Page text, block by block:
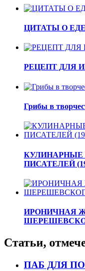
ЦИТАТЫ О
РЕЦЕПТ ДЛЯ
Грибы в
КУЛИНАРНЫЕ
ПИСАТЕЛЕЙ
ИРОНИЧНАЯ
Статьи,
ПАБ ДЛЯ